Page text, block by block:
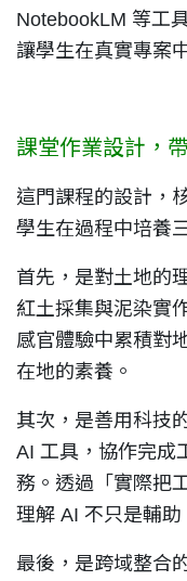
NotebookLM 等工
讓學生在真實專案
課堂作業設計，
這門課程的設計，
學生在過程中培養
首先，是對土地的
紅土採集與泥染實
感官體驗中累積對
在地的素養。
其次，是善用科技
AI 工具，協作完成
務。透過「實際把
理解 AI 不只是輔助
最後，是跨域整合